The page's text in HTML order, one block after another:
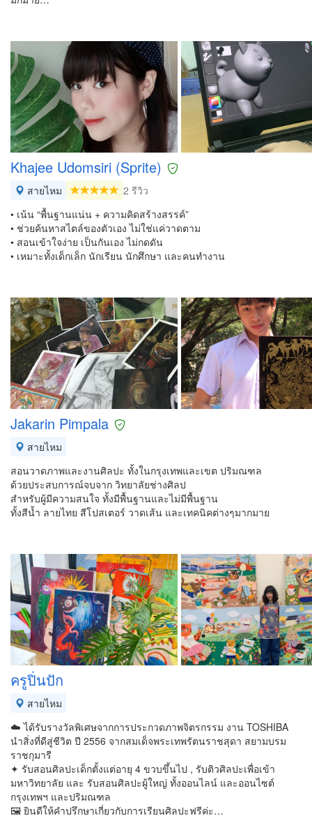
Khajee Udomsiri (Sprite)
สายไหม
2 รีวิว
• เน้น “พื้นฐานแน่น + ความคิดสร้างสรรค์”
• ช่วยค้นหาสไตล์ของตัวเอง ไม่ใช่แค่วาดตาม
• สอนเข้าใจง่าย เป็นกันเอง ไม่กดดัน
• เหมาะทั้งเด็กเล็ก นักเรียน นักศึกษา และคนทำงาน
Jakarin Pimpala
สายไหม
สอนวาดภาพและงานศิลปะ ทั้งในกรุงเทพและเขต ปริมณฑล
ด้วยประสบการณ์จบจาก วิทยาลัยช่างศิลป
สำหรับผู้มีความสนใจ ทั้งมีพื้นฐานและไม่มีพื้นฐาน
ทั้งสีน้ำ ลายไทย สีโปสเตอร์ วาดเส้น และเทคนิคต่างๆมากมาย
ครูปิ่นปัก
สายไหม
☁️ ได้รับรางวัลพิเศษจากการประกวดภาพจิตรกรรม งาน TOSHIBA
นำสิ่งที่ดีสู่ชีวิต ปี 2556 จากสมเด็จพระเทพรัตนราชสุดา สยามบรม
ราชกุมารี
✦ รับสอนศิลปะเด็กตั้งแต่อายุ 4 ขวบขึ้นไป , รับติวศิลปะเพื่อเข้า
มหาวิทยาลัย และ รับสอนศิลปะผู้ใหญ่ ทั้งออนไลน์ และออนไซต์
กรุงเทพฯ และปริมณฑล
🖼 ยินดีให้คำปรึกษาเกี่ยวกับการเรียนศิลปะฟรีค่ะ…